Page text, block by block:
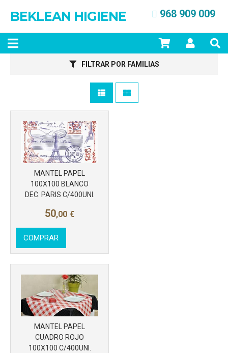
BEKLEAN HIGIENE 968 909 009
FILTRAR POR FAMILIAS
MANTEL PAPEL
100X100 BLANCO
DEC. PARIS C/400UNI.
50,00 €
COMPRAR
MANTEL PAPEL
CUADRO ROJO
100X100 C/400UNI.
Más info
Más info